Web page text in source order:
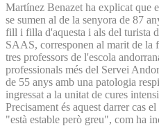
Martínez Benazet ha explicat que
se sumen al de la senyora de 87
fill i filla d'aquesta i als del turista
SAAS, corresponen al marit de la
tres professors de l'escola
professionals més del Servei
de 55 anys amb una patologia
ingressat a la unitat de cures
Precisament és aquest darrer cas
"està estable però greu", com ha